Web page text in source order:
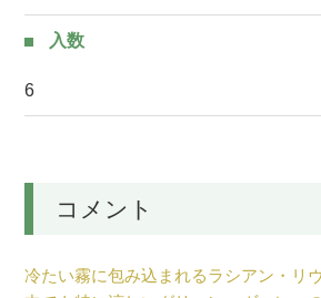
入数
6
コメント
冷たい霧に包み込まれるラシアン・リ